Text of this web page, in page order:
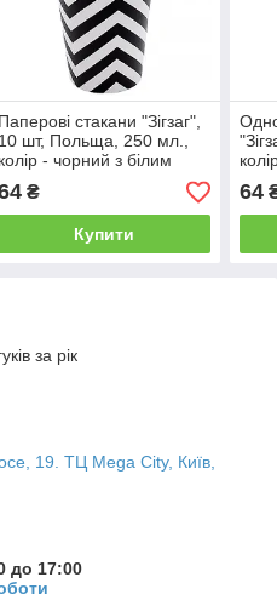
Паперові стакани "Зігзаг",
10 шт, Польща, 250 мл.,
колір - чорний з білим
₴
Купити
64
за рік
19. ТЦ Mega City, Київ,
до 17:00